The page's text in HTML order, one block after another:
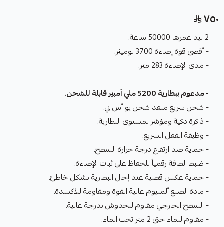
٧٥٠
2 ليد عمرها 50000 ساعة.
- أقصى قوة إضاءة 3700 لومينز.
- مدى الإضاءة 283 متر.
- مدعوم ببطارية 5200 ملي أمبير قابلة للشحن.
- شحن سريع منفذ شحن يو أس بي.
- ذاكرة ذكية ومؤشر لمستوى البطارية.
- وظيفة القفل السريع.
- حماية ضد ارتفاع درجة حرارة السطح.
- ضبط الطاقة رقمياً للحفاظ على ثبات الإضاءة.
- حماية عكس قطبية عند إخال البطارية بشكل خاطئ.
- مادة الصنع ألمنيوم عالية القوة ومقاومة للأكسدة.
- السطح الخارجي مقاوم للخدوش بدرجة عالية.
- مقاوم للماء حتى 2 متر تحت الماء.